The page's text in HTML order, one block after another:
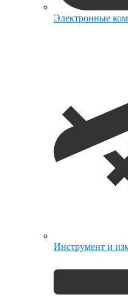
Электронные
Инструмент и